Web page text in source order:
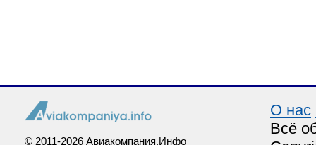
© 2011-2026 Авиакомпания.Инфо
О нас
Всё